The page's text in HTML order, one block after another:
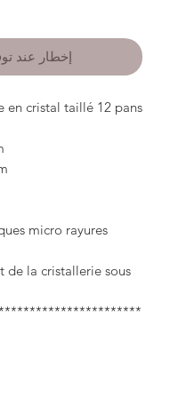
إخطار عند
en cristal taillé 12 pans
micro rayures
de la cristallerie sous